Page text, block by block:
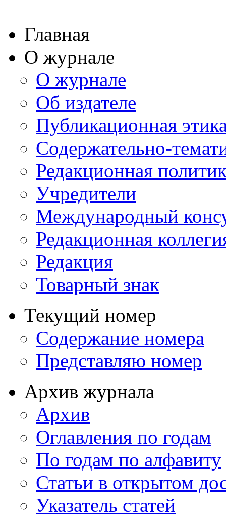
Главная
О журнале
О журнале
Об издателе
Публикационная
Содержательно-
Редакционная
Учредители
Международный
Редакционная
Редакция
Товарный знак
Текущий номер
Содержание номера
Представляю номер
Архив журнала
Архив
Оглавления по годам
По годам по алфавиту
Статьи в открытом
Указатель статей